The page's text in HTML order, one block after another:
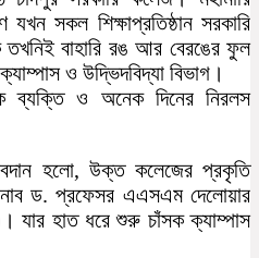
সকল শিক্ষাপ্রতিষ্ঠান সরকারি
বাহারি রঙ আর বেরঙের ফুল
ও উদ্ভিদবিদ্যা বিভাগ।
ও অনেক দিনের নিরলস
হলো, উক্ত কলেজের প্রকৃতি
ড. প্রফেসর এএসএম দেলোয়ার
যার হাত ধরে শুরু চাঁসক ক্যাম্পাস